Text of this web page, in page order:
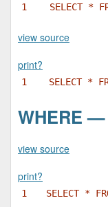
1 SELECT *
view source
print?
1 SELECT *
WHERE
view source
print?
1 SELECT *